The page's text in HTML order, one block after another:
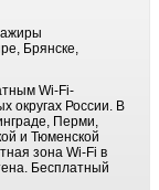
Брянске,
Wi-Fi-
округах России. В
Перми,
и Тюменской
зона Wi-Fi в
Бесплатный